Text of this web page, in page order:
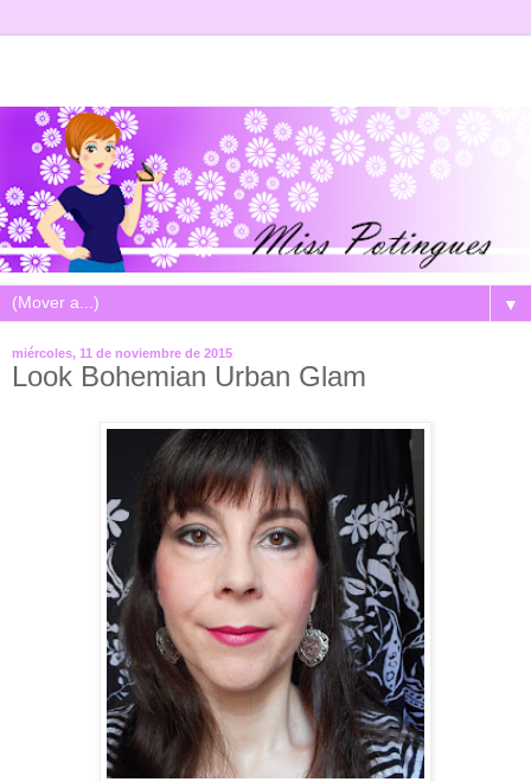
▼
miércoles, 11 de noviembre de 2015
Look Bohemian Urban Glam